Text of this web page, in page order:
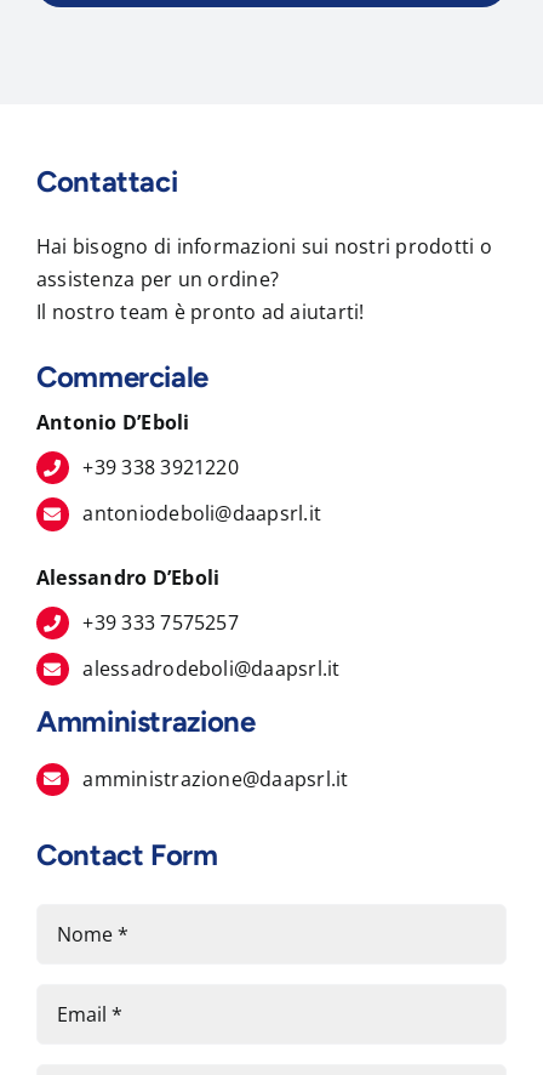
Contattaci
Hai bisogno di informazioni sui nostri prodotti o
assistenza per un ordine?
Il nostro team è pronto ad aiutarti!
Commerciale
Antonio D’Eboli
+39 338 3921220
antoniodeboli@daapsrl.it
Alessandro D’Eboli
+39 333 7575257
alessadrodeboli@daapsrl.it
Amministrazione
amministrazione@daapsrl.it
Contact Form